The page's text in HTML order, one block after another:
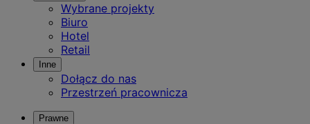
Wybrane projekty
Biuro
Hotel
Retail
Inne
Dołącz do nas
Przestrzeń pracownicza
Prawne